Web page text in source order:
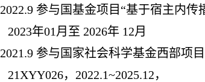
2022.9 参与国基金项目“基于宿主内
2023年01月至 2026年 12月
2021.9 参与国家社会科学基金西部项
21XYY026，2022.1~2025.12，